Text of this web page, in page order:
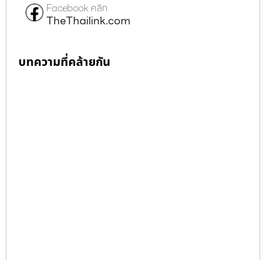
Facebook คลิก
TheThailink.com
บทความที่คล้ายกัน